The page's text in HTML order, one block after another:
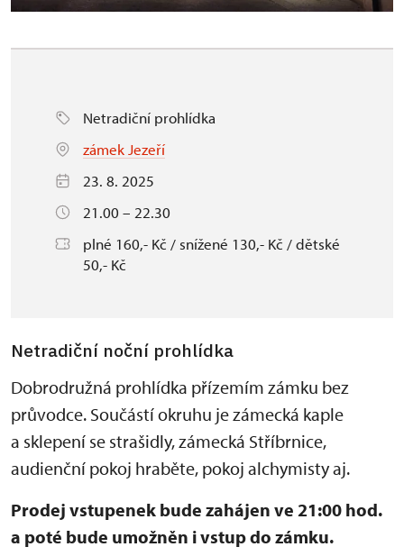
Netradiční prohlídka
zámek Jezeří
23. 8. 2025
21.00 – 22.30
plné 160,- Kč / snížené 130,- Kč / dětské
50,- Kč
Netradiční noční prohlídka
Dobrodružná prohlídka přízemím zámku bez
průvodce. Součástí okruhu je zámecká kaple
a sklepení se strašidly, zámecká Stříbrnice,
audienční pokoj hraběte, pokoj alchymisty aj.
Prodej vstupenek bude zahájen ve 21:00 hod.
a poté bude umožněn i vstup do zámku.